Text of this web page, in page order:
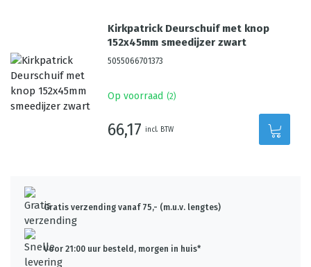
Kirkpatrick Deurschuif met knop
152x45mm smeedijzer zwart
5055066701373
Op voorraad (2)
66,17 incl. BTW
Gratis verzending vanaf 75,- (m.u.v. lengtes)
Voor 21:00 uur besteld, morgen in huis*